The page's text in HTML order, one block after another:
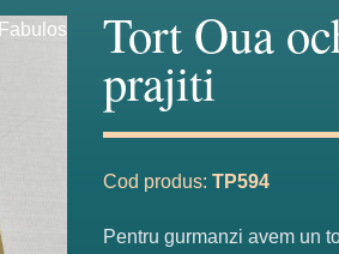
Fabulos Tort Oua
prajiti
Cod produs: TP594
Pentru gurmanzi avem un